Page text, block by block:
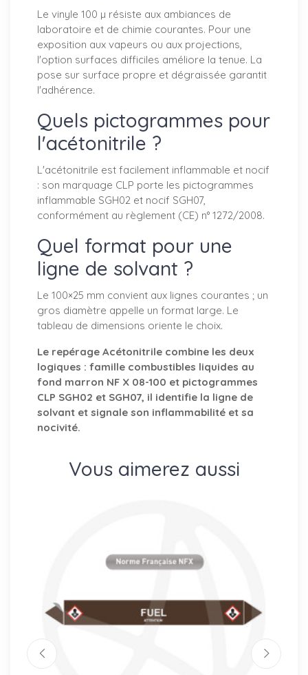
Le vinyle 100 µ résiste aux ambiances de
laboratoire et de chimie courantes. Pour une
exposition aux vapeurs ou aux projections,
l'option surfaces difficiles améliore la tenue. La
pose sur surface propre et dégraissée garantit
l'adhérence.
Quels pictogrammes pour
l'acétonitrile ?
L'acétonitrile est facilement inflammable et nocif
: son marquage CLP porte les pictogrammes
inflammable SGH02 et nocif SGH07,
conformément au règlement (CE) n° 1272/2008.
Quel format pour une
ligne de solvant ?
Le 100×25 mm convient aux lignes courantes ; un
gros diamètre appelle un format large. Le
tableau de dimensions oriente le choix.
Le repérage Acétonitrile combine les deux
logiques : famille combustibles liquides au
fond marron NF X 08-100 et pictogrammes
CLP SGH02 et SGH07, il identifie la ligne de
solvant et signale son inflammabilité et sa
nocivité.
Vous aimerez aussi